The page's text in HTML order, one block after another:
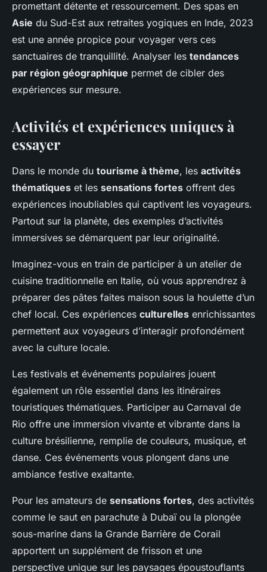
promettant détente et ressourcement. Des spas en
Asie du Sud-Est aux retraites yogiques en Inde, 2023
est une année propice pour voyager vers ces
sanctuaires de tranquillité. Analyser les tendances
par région géographique permet de cibler des
expériences sur mesure.
Activités et expériences uniques à
essayer
Dans le monde du tourisme à thème, les activités
thématiques et les sensations fortes offrent des
expériences inoubliables qui captivent les voyageurs.
Partout sur la planète, des exemples d’activités
immersives se démarquent par leur originalité.
Imaginez-vous en train de participer à un atelier de
cuisine traditionnelle en Italie, où vous apprendrez à
préparer des pâtes faites maison sous la houlette d’un
chef local. Ces expériences culturelles enrichissantes
permettent aux voyageurs d’interagir profondément
avec la culture locale.
Les festivals et événements populaires jouent
également un rôle essentiel dans les itinéraires
touristiques thématiques. Participer au Carnaval de
Rio offre une immersion vivante et vibrante dans la
culture brésilienne, remplie de couleurs, musique, et
danse. Ces événements vous plongent dans une
ambiance festive exaltante.
Pour les amateurs de sensations fortes, des activités
comme le saut en parachute à Dubaï ou la plongée
sous-marine dans la Grande Barrière de Corail
apportent un supplément de frisson et une
perspective unique sur les paysages époustouflants